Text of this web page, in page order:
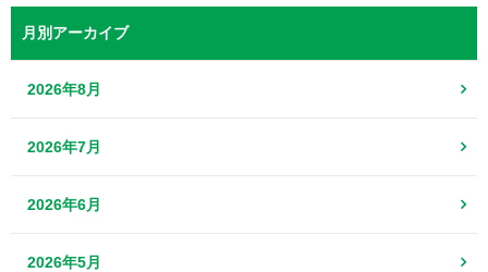
月別アーカイブ
2026年8月
2026年7月
2026年6月
2026年5月